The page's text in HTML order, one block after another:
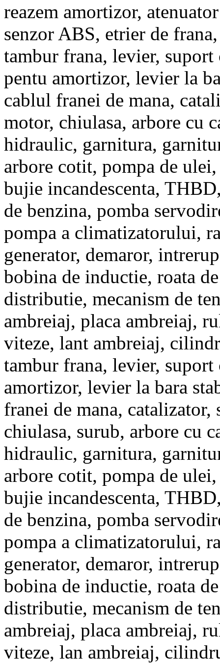
reazem amortizor,
senzor ABS, etrier de
tambur frana, levier,
pentu amortizor, levier la
cablul franei de mana,
motor, chiulasa, arbore cu
hidraulic, garnitura,
arbore cotit, pompa de
bujie incandescenta,
de benzina, pomba
pompa a climatizatorului,
generator, demaror,
bobina de inductie, roata
distributie, mecanism de
ambreiaj, placa ambreiaj,
viteze, lant ambreiaj,
tambur frana, levier,
amortizor, levier la bara
franei de mana,
chiulasa, surub, arbore cu
hidraulic, garnitura,
arbore cotit, pompa de
bujie incandescenta,
de benzina, pomba
pompa a climatizatorului,
generator, demaror,
bobina de inductie, roata
distributie, mecanism de
ambreiaj, placa ambreiaj,
viteze, lan ambreiaj,